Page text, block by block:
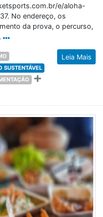
e/aloha-
No endereço, os
da prova, o percurso,
Leia Mais
SUSTENTÁVEL